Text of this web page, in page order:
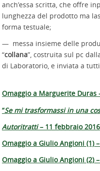
anch’essa scritta, che offre
lunghezza del prodotto ma
forma testuale;
— messa insieme delle
“collana”, costruita sul pc
di Laboratorio, e inviata a
Omaggio a Marguerite Duras
“Se mi trasformassi in una
Autoritratti– 11 febbraio 2016
Omaggio a Giulio Angioni (1)
Omaggio a Giulio Angioni (2)